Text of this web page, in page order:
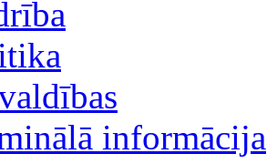
informācija